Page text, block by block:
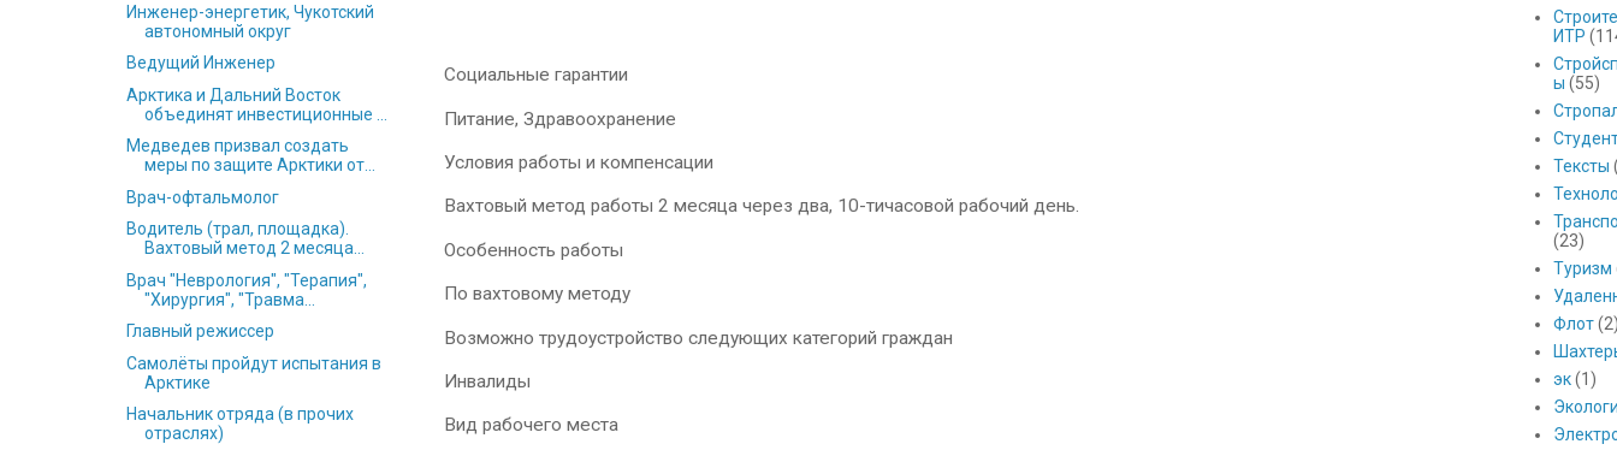
Социальные гарантии
Питание, Здравоохранение
Условия работы и компенсации
Вахтовый метод работы 2 месяца через два, 10-тичасовой рабочий день.
Особенность работы
По вахтовому методу
Возможно трудоустройство следующих категорий граждан
Инвалиды
Вид рабочего места
Инженер-энергетик, Чукотский
автономный округ
Ведущий Инженер
Арктика и Дальний Восток
объединят инвестиционные ...
Медведев призвал создать
меры по защите Арктики от...
Врач-офтальмолог
Водитель (трал, площадка).
Вахтовый метод 2 месяца...
Врач "Неврология", "Терапия",
"Хирургия", "Травма...
Главный режиссер
Самолёты пройдут испытания в
Арктике
Начальник отряда (в прочих
отраслях)
ИТР
ы (55)
Тексты
(23)
Туризм
Флот
эк (1)